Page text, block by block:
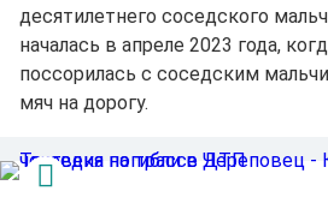
десятилетнего соседского
началась в апреле 2023 года,
поссорилась с соседским
мяч на дорогу.